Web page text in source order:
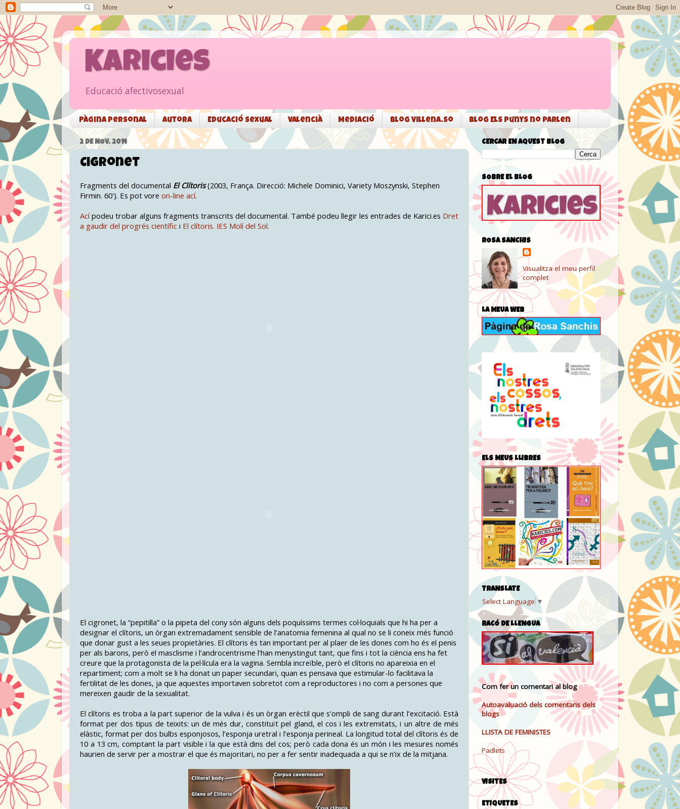
Karicies
Educació afectivosexual
Pàgina personal Autora Educació sexual Valencià Mediació Blog Villena.so Blog Els punys no parlen
2 DE NOV. 2014
Cigronet
Fragments del documental El Clítoris(2003, França. Direcció: Michele Dominici, Variety Moszynski, Stephen
Firmin. 60'). Es pot vore on-line ací.
Acípodeu trobar alguns fragments transcrits del documental. També podeu llegir les entrades de Karici.es Dret
a gaudir del progrés científic i El clítoris. IES Molí del Sol.
El cigronet, la “pepitilla” o la pipeta del cony són alguns dels poquíssims termes col·loquials que hi ha per a
designar el clítoris, un òrgan extremadament sensible de l’anatomia femenina al qual no se li coneix més funció
que donar gust a les seues propietàries. El clítoris és tan important per al plaer de les dones com ho és el penis
per als barons, però el masclisme i l’androcentrisme l’han menystingut tant, que fins i tot la ciència ens ha fet
creure que la protagonista de la pel·lícula era la vagina. Sembla increïble, però el clítoris no apareixia en el
repartiment; com a molt se li ha donat un paper secundari, quan es pensava que estimular-lo facilitava la
fertilitat de les dones, ja que aquestes importaven sobretot com a reproductores i no com a persones que
mereixen gaudir de la sexualitat.
El clítoris es troba a la part superior de la vulva i és un òrgan erèctil que s’ompli de sang durant l’excitació. Està
format per dos tipus de teixits: un de més dur, constituït pel gland, el cos i les extremitats, i un altre de més
elàstic, format per dos bulbs esponjosos, l’esponja uretral i l’esponja perineal. La longitud total del clítoris és de
10 a 13 cm, comptant la part visible i la que està dins del cos; però cada dona és un món i les mesures només
haurien de servir per a mostrar el que és majoritari, no per a fer sentir inadequada a qui se n’ix de la mitjana.
CERCAR EN AQUEST BLOG
SOBRE EL BLOG
ROSA SANCHIS
Visualitza el meu perfil
complet
LA MEUA WEB
ELS MEUS LLIBRES
TRANSLATE
Select Language ▼
RACÓ DE LLENGUA
Com fer un comentari al blog
Autoavaluació dels comentaris dels
blogs
LLISTA DE FEMINISTES
Padlets
VISITES
ETIQUETES